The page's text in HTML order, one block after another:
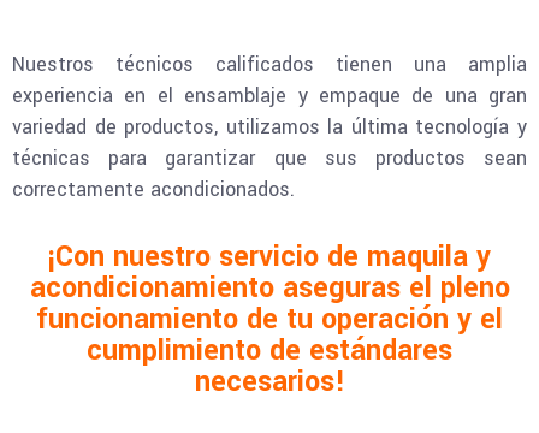
Nuestros técnicos calificados tienen una amplia
experiencia en el ensamblaje y empaque de una gran
variedad de productos, utilizamos la última tecnología y
técnicas para garantizar que sus productos sean
correctamente acondicionados.
¡Con nuestro servicio de maquila y
acondicionamiento aseguras el pleno
funcionamiento de tu operación y el
cumplimiento de estándares
necesarios!